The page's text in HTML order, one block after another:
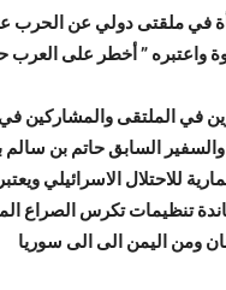
في ملقتى دولي عن الحرب
في الملتقى والمشاركين في
السابق حاتم بن سالم
للاحتلال الاسرائيلي
تنظيمات تكرس الصراع
ومن اليمن الى الى سوريا